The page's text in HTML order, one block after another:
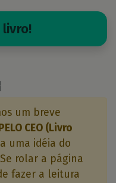
livro!
um breve
CEO (Livro
uma idéia do
rolar a página
fazer a leitura